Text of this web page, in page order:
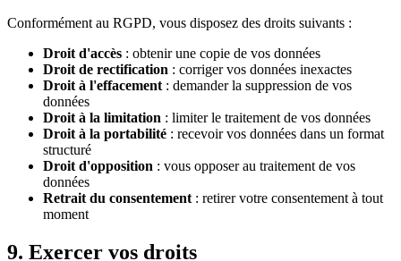
Conformément au RGPD, vous disposez des droits suivants :
Droit d'accès : obtenir une copie de vos données
Droit de rectification : corriger vos données inexactes
Droit à l'effacement : demander la suppression de vos
données
Droit à la limitation : limiter le traitement de vos données
Droit à la portabilité : recevoir vos données dans un format
structuré
Droit d'opposition : vous opposer au traitement de vos
données
Retrait du consentement : retirer votre consentement à tout
moment
9. Exercer vos droits